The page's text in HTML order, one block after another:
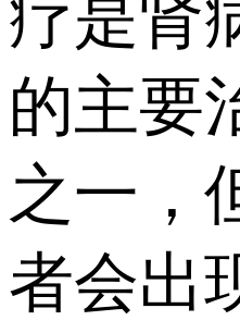
疗是肾
的主要
之一，
者会出